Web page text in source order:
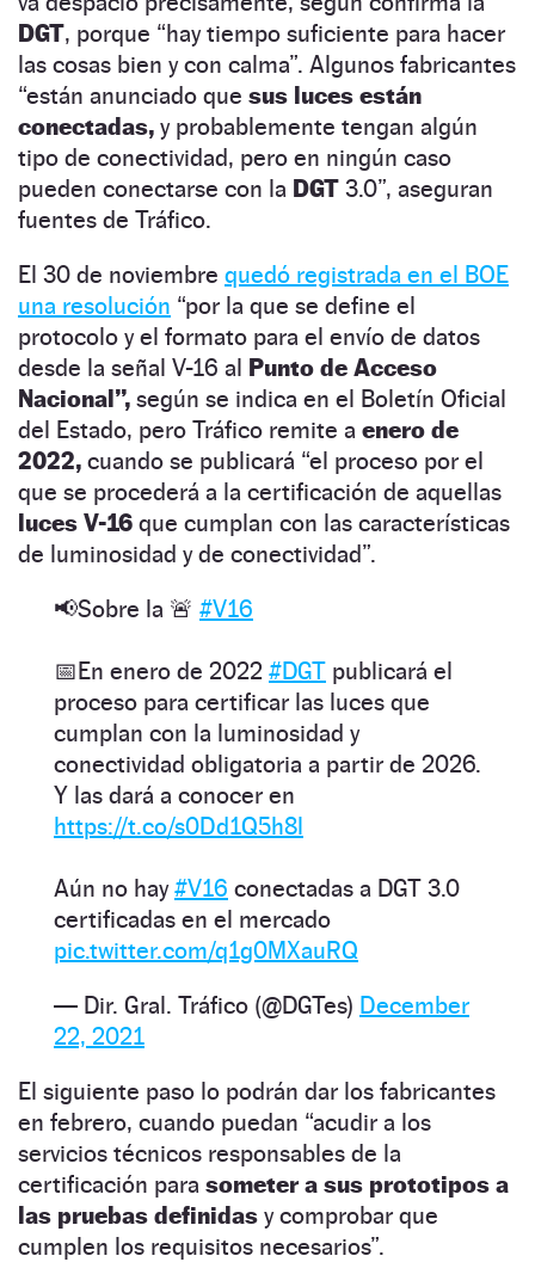
DGT, porque “hay tiempo suficiente para hacer
las cosas bien y con calma”. Algunos fabricantes
“están anunciado que sus luces están
conectadas, y probablemente tengan algún
tipo de conectividad, pero en ningún caso
pueden conectarse con la DGT 3.0”, aseguran
fuentes de Tráfico.
El 30 de noviembre quedó registrada en el BOE
una resolución “por la que se define el
protocolo y el formato para el envío de datos
desde la señal V-16 al Punto de Acceso
Nacional”, según se indica en el Boletín Oficial
del Estado, pero Tráfico remite a enero de
2022, cuando se publicará “el proceso por el
que se procederá a la certificación de aquellas
luces V-16 que cumplan con las características
de luminosidad y de conectividad”.
📢Sobre la 🚨 #V16
📅En enero de 2022 #DGT publicará el
proceso para certificar las luces que
cumplan con la luminosidad y
conectividad obligatoria a partir de 2026.
Y las dará a conocer en
https://t.co/s0Dd1Q5h8l
Aún no hay#V16 conectadas a DGT 3.0
certificadas en el mercado
pic.twitter.com/q1g0MXauRQ
— Dir. Gral. Tráfico (@DGTes) December
22, 2021
El siguiente paso lo podrán dar los fabricantes
en febrero, cuando puedan “acudir a los
servicios técnicos responsables de la
certificación para someter a sus prototipos a
las pruebas definidas y comprobar que
cumplen los requisitos necesarios”.